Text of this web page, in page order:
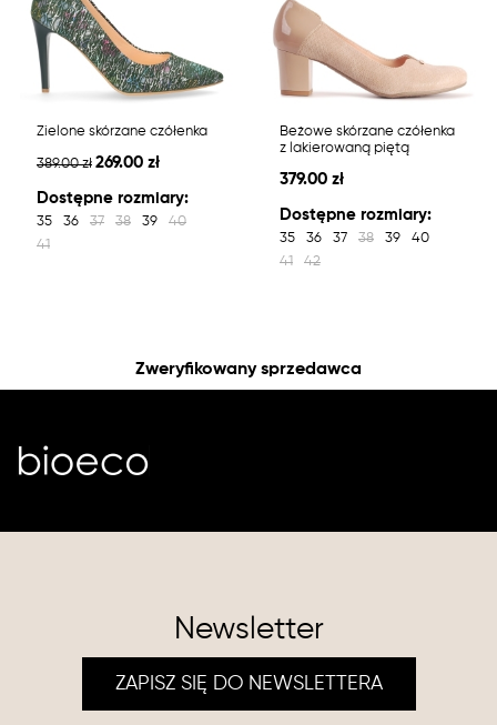
Zielone skórzane czółenka
389.00 zł 269.00 zł
Dostępne rozmiary:
35 36 37 38 39
40
41
Beżowe skórzane czółenka
z lakierowaną piętą
379.00 zł
Dostępne rozmiary:
35 36 37 38 39
40
41
42
Zweryfikowany sprzedawca
Newsletter
ZAPISZ SIĘ DO NEWSLETTERA